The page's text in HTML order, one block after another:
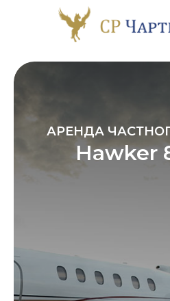
АРЕНДА
Hawker